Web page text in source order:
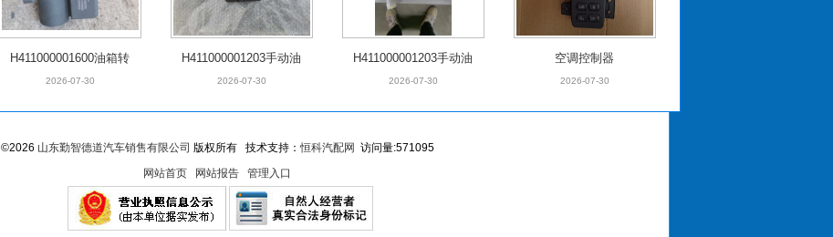
H411000001600油箱转
换电磁阀
2026-07-30
H411000001203手动油
箱转换电磁阀（快插）
2026-07-30
H411000001203手动油
箱转换电磁阀
2026-07-30
空调控制器
2026-07-30
©2026 山东勤智德道汽车销售有限公司 版权所有 技术支持：恒科汽配网 访问量:571095
网站首页
网站报告 管理入口